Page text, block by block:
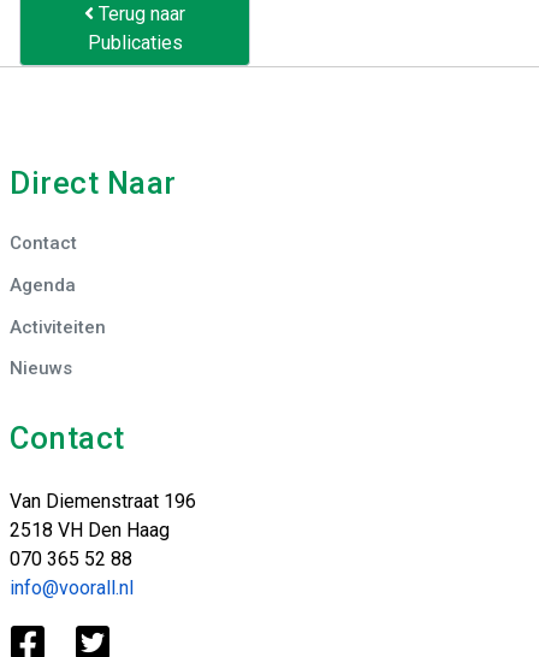
Terug naar
Publicaties
Direct Naar
Contact
Agenda
Activiteiten
Nieuws
Contact
Van Diemenstraat 196
2518 VH Den Haag
070 365 52 88
info@voorall.nl